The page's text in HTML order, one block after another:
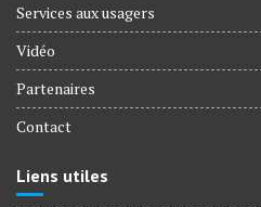
Services aux usagers
Vidéo
Partenaires
Contact
Liens utiles